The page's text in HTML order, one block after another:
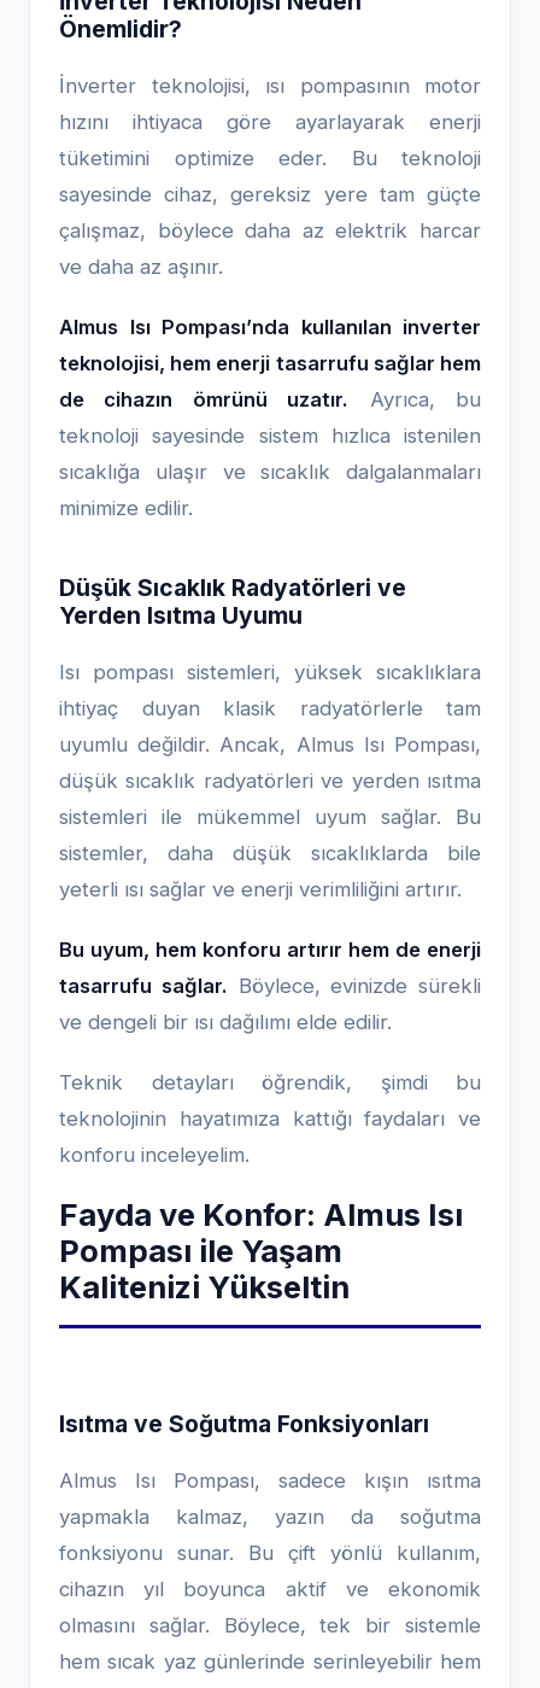
Önemlidir?
İnverter teknolojisi, ısı pompasının motor
hızını ihtiyaca göre ayarlayarak enerji
tüketimini optimize eder. Bu teknoloji
sayesinde cihaz, gereksiz yere tam güçte
çalışmaz, böylece daha az elektrik harcar
ve daha az aşınır.
Almus Isı Pompası’nda kullanılan inverter
teknolojisi, hem enerji tasarrufu sağlar hem
de cihazın ömrünü uzatır. Ayrıca, bu
teknoloji sayesinde sistem hızlıca istenilen
sıcaklığa ulaşır ve sıcaklık dalgalanmaları
minimize edilir.
Düşük Sıcaklık Radyatörleri ve
Yerden Isıtma Uyumu
Isı pompası sistemleri, yüksek sıcaklıklara
ihtiyaç duyan klasik radyatörlerle tam
uyumlu değildir. Ancak, Almus Isı Pompası,
düşük sıcaklık radyatörleri ve yerden ısıtma
sistemleri ile mükemmel uyum sağlar. Bu
sistemler, daha düşük sıcaklıklarda bile
yeterli ısı sağlar ve enerji verimliliğini artırır.
Bu uyum, hem konforu artırır hem de enerji
tasarrufu sağlar. Böylece, evinizde sürekli
ve dengeli bir ısı dağılımı elde edilir.
Teknik detayları öğrendik, şimdi bu
teknolojinin hayatımıza kattığı faydaları ve
konforu inceleyelim.
Fayda ve Konfor: Almus Isı
Pompası ile Yaşam
Kalitenizi Yükseltin
Isıtma ve Soğutma Fonksiyonları
Almus Isı Pompası, sadece kışın ısıtma
yapmakla kalmaz, yazın da soğutma
fonksiyonu sunar. Bu çift yönlü kullanım,
cihazın yıl boyunca aktif ve ekonomik
olmasını sağlar. Böylece, tek bir sistemle
hem sıcak yaz günlerinde serinleyebilir hem